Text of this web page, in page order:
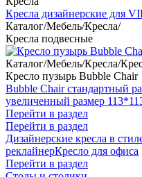
Кресла дизайнерские для
Каталог/Мебель/Кресла/
Кресла подвесные
Каталог/Мебель/Кресла/
Кресло пузырь Bubble Chair
Bubble Chair стандартный
увеличенный размер
Перейти в раздел
Перейти в раздел
Дизайнерские кресла в
реклайнерКресло для офиса
Перейти в раздел